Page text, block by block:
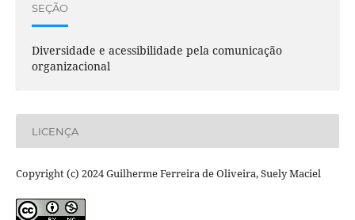
SEÇÃO
Diversidade e acessibilidade pela comunicação
organizacional
LICENÇA
Copyright (c) 2024 Guilherme Ferreira de Oliveira, Suely Maciel